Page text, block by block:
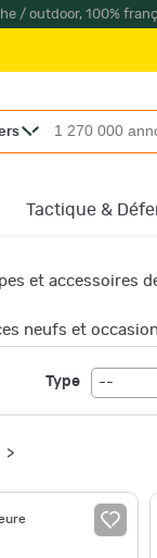
/ outdoor, 100%
Jumelles &
Tactique &
et accessoires
neufs et
Type --
>